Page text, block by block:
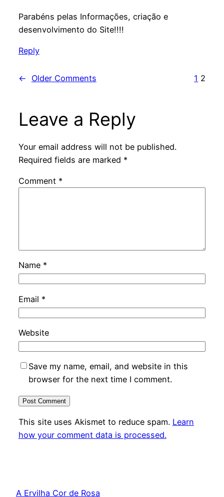
Parabéns pelas Informações, criação e
desenvolvimento do Site!!!!
Reply
← Older Comments 1 2
Leave a Reply
Your email address will not be published.
Required fields are marked *
Comment *
Name *
Email *
Website
Save my name, email, and website in this
browser for the next time I comment.
This site uses Akismet to reduce spam. Learn
how your comment data is processed.
A Ervilha Cor de Rosa